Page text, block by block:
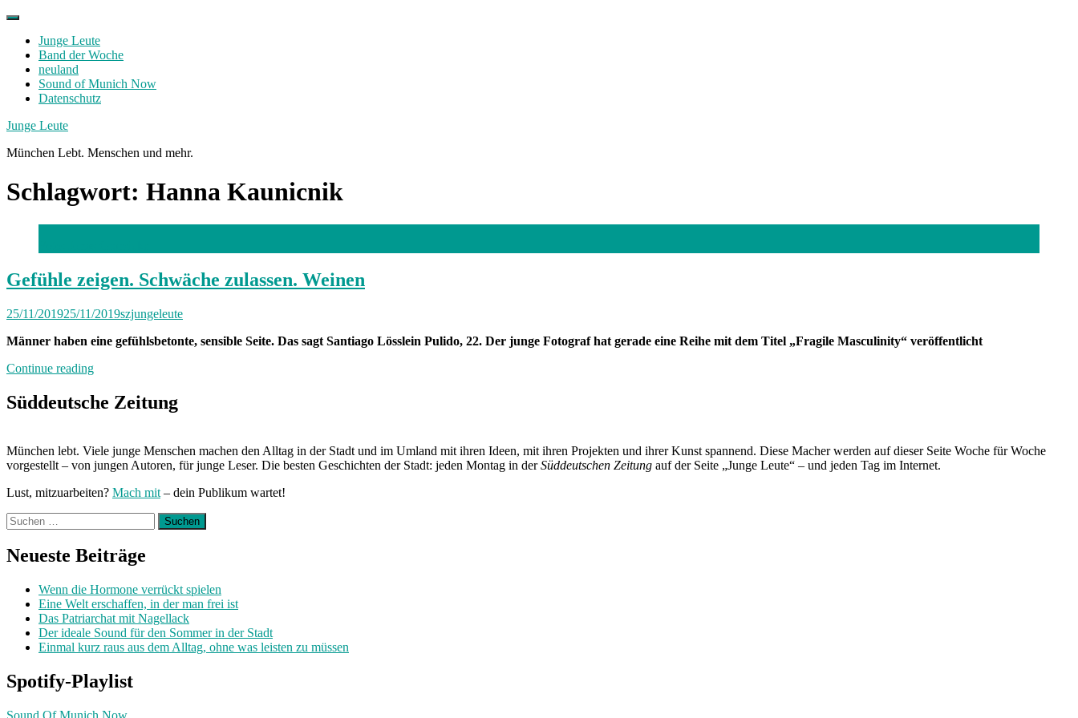
Skip
contentJunge Leute
Band der Woche
neuland
Sound of Munich Now
Datenschutz
Facebook
Twitter
Instagram
Junge Leute
München Lebt. Menschen und mehr.
Schlagwort: Hanna Kaunicnik
Gefühle zeigen. Schwäche zulassen. Weinen
25/11/201925/11/2019szjungeleute
Männer haben eine gefühlsbetonte, sensible Seite. Das sagt Santiago Lösslein Pulido, 22. Der junge Fotograf hat gerade eine Reihe mit dem Titel „Fragile Masculinity“ veröffentlicht
Continue reading„Gefühle
Schwäche
zulassen.
Süddeutsche Zeitung
München lebt. Viele junge Menschen machen den Alltag in der Stadt und im Umland mit ihren Ideen, mit ihren Projekten und ihrer Kunst spannend. Diese Macher werden auf dieser Seite Woche für Woche
vorgestellt – von jungen Autoren, für junge Leser. Die besten Geschichten der Stadt: jeden Montag in derSüddeutschen Zeitung auf der Seite „Junge Leute“ – und jeden Tag im Internet.
Lust, mitzuarbeiten? Mach mit – dein Publikum wartet!
Suchen
nach:
Neueste Beiträge
Wenn die Hormone verrückt spielen
Eine Welt erschaffen, in der man frei ist
Das Patriarchat mit Nagellack
Der ideale Sound für den Sommer in der Stadt
Einmal kurz raus aus dem Alltag, ohne was leisten zu müssen
Spotify-Playlist